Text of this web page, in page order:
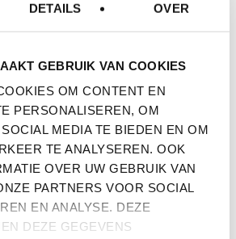
DETAILS OVER
GEBRUIK VAN COOKIES
OM CONTENT EN
PERSONALISEREN, OM
MEDIA TE BIEDEN EN OM
TE ANALYSEREN. OOK
OVER UW GEBRUIK VAN
PARTNERS VOOR SOCIAL
EN ANALYSE. DEZE
DEZE GEGEVENS
ZUS.
DOOR AZIË WERDEN WIJ,
EN BASTIAAN, GEGREPEN
ENERGIE VAN DE
DE DAMPENDE BOWLS, DE
DE PURE SMAKEN…
LIET ONS NIET MEER LOS.